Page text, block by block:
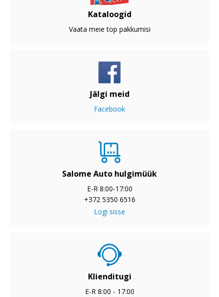
Kataloogid
Vaata meie top pakkumisi
Jälgi meid
Facebook
Salome Auto hulgimüük
E-R 8:00-17:00
+372 5350 6516
Logi sisse
Klienditugi
E-R 8:00 - 17:00